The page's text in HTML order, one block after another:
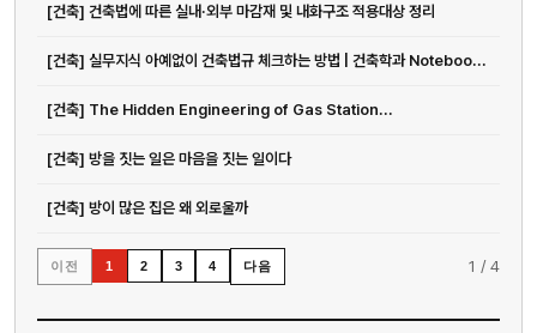
[건축] 건축법에 따른 실내·외부 마감재 및 내화구조 적용대상 정리
[건축] 실무지식 아예없이 건축법규 체크하는 방법 | 건축학과 Noteboo...
[건축] The Hidden Engineering of Gas Station...
[건축] 방을 짓는 일은 마음을 짓는 일이다
[건축] 방이 많은 집은 왜 외로울까
이전 1 2 3 4 다음 1 /4